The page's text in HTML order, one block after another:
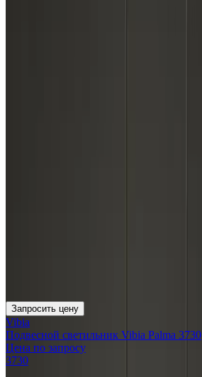
Запросить цену
Vibia
Подвесной светильник Vibia Palma 3730
Цена по запросу
3730